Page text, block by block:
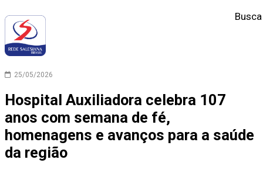
Busca
25/05/2026
Hospital Auxiliadora celebra 107
anos com semana de fé,
homenagens e avanços para a saúde
da região